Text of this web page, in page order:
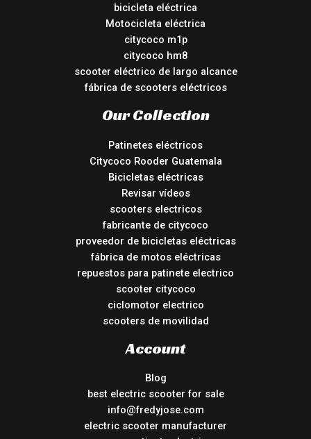
bicicleta eléctrica
Motocicleta eléctrica
citycoco m1p
citycoco hm8
scooter eléctrico de largo alcance
fábrica de scooters eléctricos
Our Collection
Patinetes eléctricos
Citycoco Rooder Guatemala
Bicicletas eléctricas
Revisar vídeos
scooters electricos
fabricante de citycoco
proveedor de bicicletas eléctricas
fábrica de motos eléctricas
repuestos para patinete electrico
scooter citycoco
ciclomotor electrico
scooters de movilidad
Account
Blog
best electric scooter for sale
info@fredyjose.com
electric scooter manufacturer